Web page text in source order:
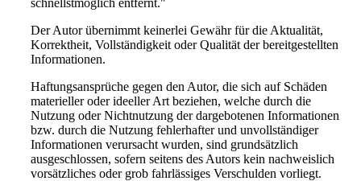
Der Autor übernimmt keinerlei Gewähr für die Aktualität,
Korrektheit, Vollständigkeit oder Qualität der bereitgestellten
Informationen.
Haftungsansprüche gegen den Autor, die sich auf Schäden
materieller oder ideeller Art beziehen, welche durch die
Nutzung oder Nichtnutzung der dargebotenen Informationen
bzw. durch die Nutzung fehlerhafter und unvollständiger
Informationen verursacht wurden, sind grundsätzlich
ausgeschlossen, sofern seitens des Autors kein nachweislich
vorsätzliches oder grob fahrlässiges Verschulden vorliegt.